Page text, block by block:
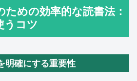
ための効率的な読書法：
うコツ
明確にする重要性